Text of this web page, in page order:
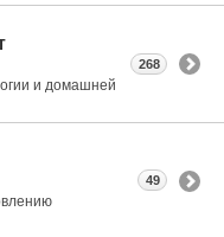
и домашней
268
49